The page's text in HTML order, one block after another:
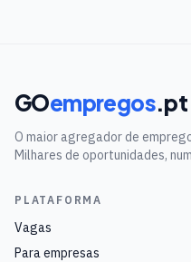
GOempregos.pt
O maior agregador de
Milhares de oportunidades,
PLATAFORMA
Vagas
Para empresas